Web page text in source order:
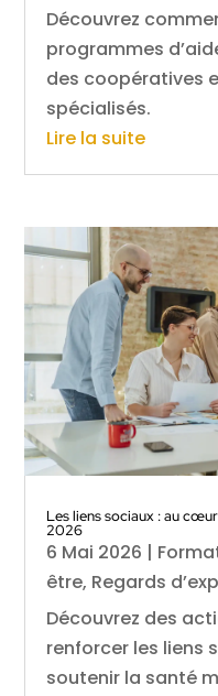
Découvrez
programmes
des coopératives
spécialisés.
Lire la suite
Les liens sociaux : au
2026
6 Mai 2026 |
être, Regards
Découvrez des
renforcer les liens
soutenir la santé